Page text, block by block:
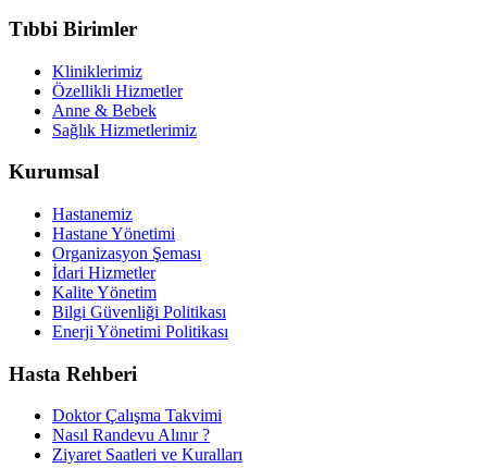
Tıbbi Birimler
Kliniklerimiz
Özellikli Hizmetler
Anne & Bebek
Sağlık Hizmetlerimiz
Kurumsal
Hastanemiz
Hastane Yönetimi
Organizasyon Şeması
İdari Hizmetler
Kalite Yönetim
Bilgi Güvenliği Politikası
Enerji Yönetimi Politikası
Hasta Rehberi
Doktor Çalışma Takvimi
Nasıl Randevu Alınır ?
Ziyaret Saatleri ve Kuralları